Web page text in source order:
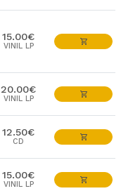
15.00€
VINIL LP
20.00€
VINIL LP
12.50€
CD
15.00€
VINIL LP